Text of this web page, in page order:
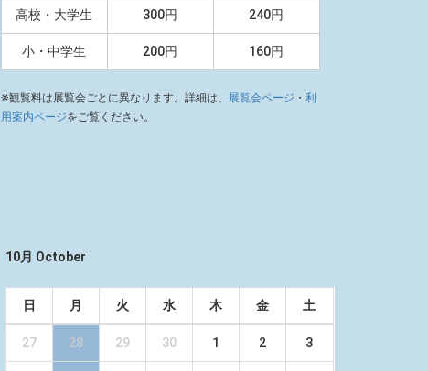
高校・大学生 300円 240円
小・中学生 200円 160円
※観覧料は展覧会ごとに異なります。詳細は、 展覧会ページ ・ 利
用案内ページをご覧ください。
10月 October
日 月 火 水 木 金 土
27 28 29 30 1 2 3